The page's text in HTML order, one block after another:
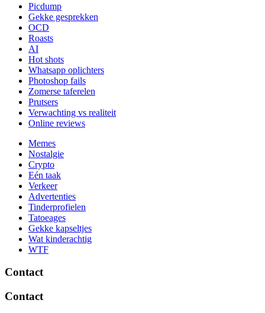
Picdump
Gekke gesprekken
OCD
Roasts
AI
Hot shots
Whatsapp oplichters
Photoshop fails
Zomerse taferelen
Prutsers
Verwachting vs realiteit
Online reviews
Memes
Nostalgie
Crypto
Eén taak
Verkeer
Advertenties
Tinderprofielen
Tatoeages
Gekke kapseltjes
Wat kinderachtig
WTF
Contact
Contact